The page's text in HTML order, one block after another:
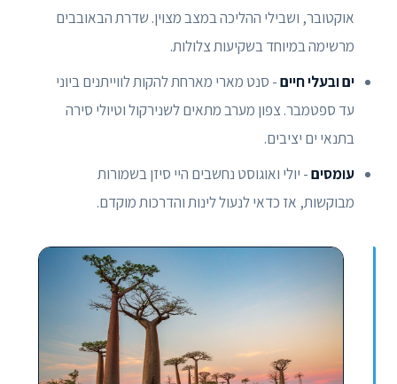
אוקטובר, ושבילי ההליכה במצב מצוין. שדרת הבאובבים
מרשימה במיוחד בשקיעות צלולות.
ים ובעלי חיים- סנט מארי מארחת להקות לווייתנים ביוני
עד ספטמבר. צפון מערב מתאים לשנירקול וטיולי סירה
בתנאי ים יציבים.
עומסים- יולי ואוגוסט נחשבים היי סיזן בשמורות
מבוקשות, אז כדאי לנעול לינות והדרכות מוקדם.